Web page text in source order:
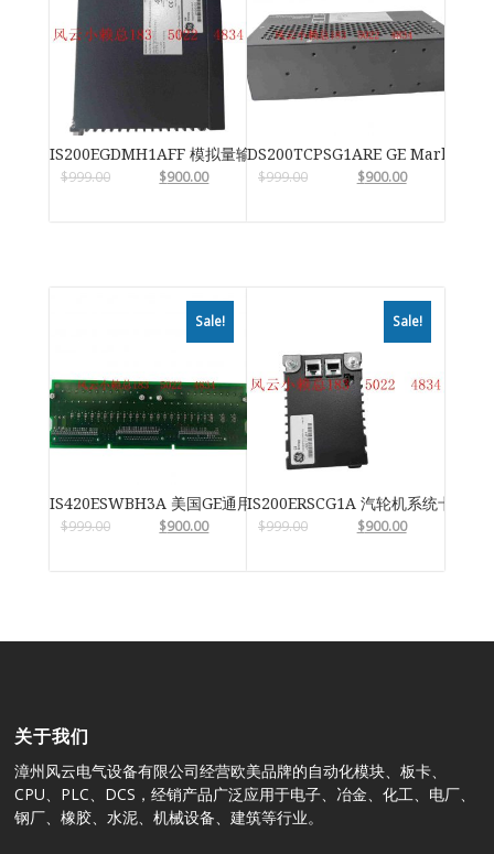
IS200EGDMH1AFF 模拟量输入输出模块
$999.00 $900.00
DS200TCPSG1ARE GE Mark VIe
$999.00 $900.00
Sale!
IS420ESWBH3A 美国GE通用电气
$999.00 $900.00
Sale!
IS200ERSCG1A 汽轮机系统卡件
$999.00 $900.00
关于我们
漳州风云电气设备有限公司经营欧美品牌的自动化模块、板卡、
CPU、PLC、DCS，经销产品广泛应用于电子、冶金、化工、电厂、
钢厂、橡胶、水泥、机械设备、建筑等行业。